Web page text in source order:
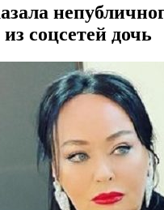
соцсетей дочь